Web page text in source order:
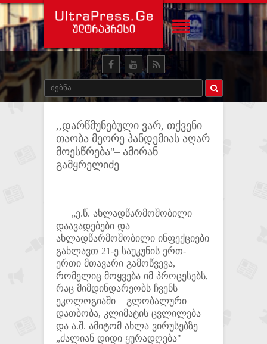
,,დარწმუნებული ვარ, თქვენი
თაობა მეორე პანდემიას აღარ
მოესწრება"– ამირან
გამყრელიძე
„ე.წ. ახლადწარმოშობილი
დაავადებები და
ახლადწარმოშობილი ინფექციები
გახლავთ 21-ე საუკუნის ერთ-
ერთი მთავარი გამოწვევა,
რომელიც მოყვება იმ პროცესებს,
რაც მიმდინდარეობს ჩვენს
ეკოლოგიაში – გლობალური
დათბობა, კლიმატის ცვლილება
და ა.შ. ამიტომ ახლა ვირუსებზე
„ძალიან დიდი ყურადღება"